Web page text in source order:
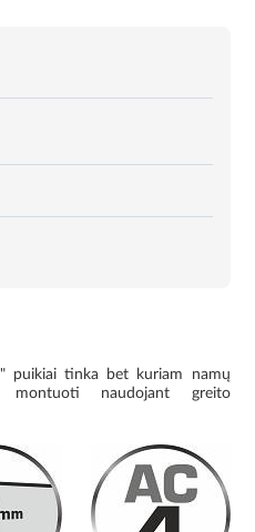
puikiai tinka bet kuriam namų
montuoti naudojant greito